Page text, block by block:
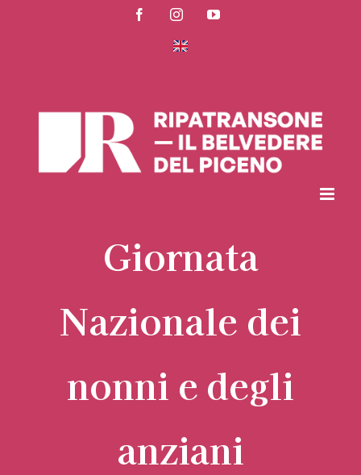
FacebookInstagramYouTube
Giornata
Nazionale dei
nonni e degli
anziani